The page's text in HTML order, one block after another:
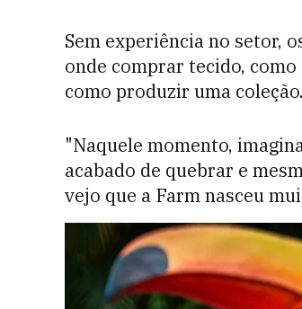
Sem experiência no setor,
onde comprar tecido,
como produzir uma coleção.
"Naquele momento,
acabado de quebrar e
vejo que a Farm nasceu